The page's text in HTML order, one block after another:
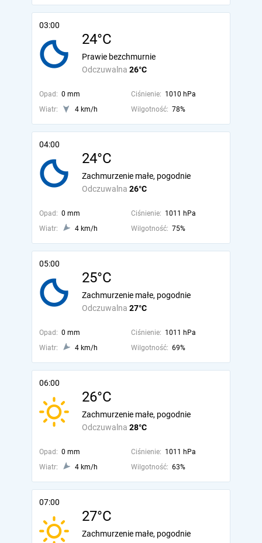
03:00
24°C
Odczuwalna 26°C
Prawie bezchmurnie
Opad: 0 mm Ciśnienie: 1010 hPa
Wiatr:
4 km/h Wilgotność: 78%
04:00
24°C
Odczuwalna 26°C
Zachmurzenie małe, pogodnie
Opad: 0 mm Ciśnienie: 1011 hPa
Wiatr:
4 km/h Wilgotność: 75%
05:00
25°C
Odczuwalna 27°C
Zachmurzenie małe, pogodnie
Opad: 0 mm Ciśnienie: 1011 hPa
Wiatr:
4 km/h Wilgotność: 69%
06:00
26°C
Odczuwalna 28°C
Zachmurzenie małe, pogodnie
Opad: 0 mm Ciśnienie: 1011 hPa
Wiatr:
4 km/h Wilgotność: 63%
07:00
27°C
Zachmurzenie małe, pogodnie